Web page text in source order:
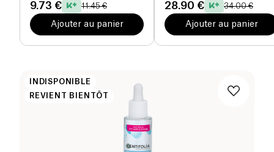
9.73 € 11.45 €
Ajouter au panier
28.90 € 34.00 €
Ajouter au panier
INDISPONIBLE
REVIENT BIENTÔT